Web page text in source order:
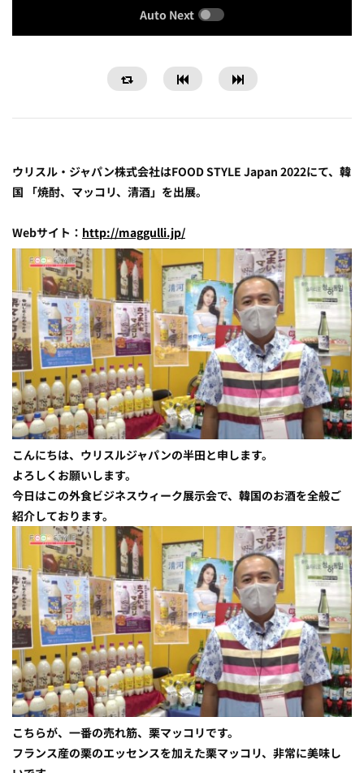
Auto Next
ウリスル・ジャパン株式会社はFOOD STYLE Japan 2022にて、韓
国 「焼酎、マッコリ、清酒」を出展。
Webサイト： http://maggulli.jp/
こんにちは、ウリスルジャパンの半田と申します。
よろしくお願いします。
今日はこの外食ビジネスウィーク展示会で、韓国のお酒を全般ご
紹介しております。
こちらが、一番の売れ筋、栗マッコリです。
フランス産の栗のエッセンスを加えた栗マッコリ、非常に美味し